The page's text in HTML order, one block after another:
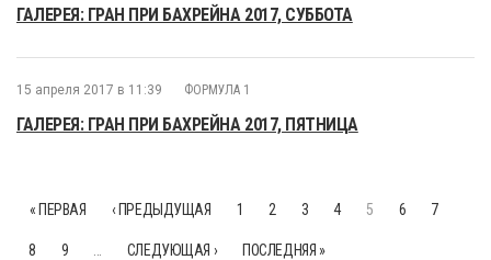
ГАЛЕРЕЯ: ГРАН ПРИ БАХРЕЙНА 2017, СУББОТА
15 апреля 2017 в 11:39 ФОРМУЛА 1
ГАЛЕРЕЯ: ГРАН ПРИ БАХРЕЙНА 2017, ПЯТНИЦА
« ПЕРВАЯ ‹ ПРЕДЫДУЩАЯ 1 2 3 4 5 6 7
8 9 СЛЕДУЮЩАЯ › ПОСЛЕДНЯЯ »